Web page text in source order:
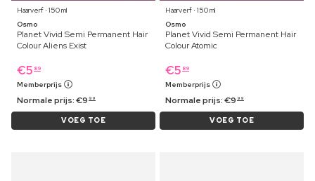
Haarverf ⋅ 150 ml
Osmo
Planet Vivid Semi Permanent Hair
Colour Aliens Exist
€5 89
Memberprijs
Normale prijs:€9 99
VOEG TOE
Haarverf ⋅ 150 ml
Osmo
Planet Vivid Semi Permanent Hair
Colour Atomic
€5 89
Memberprijs
Normale prijs:€9 99
VOEG TOE